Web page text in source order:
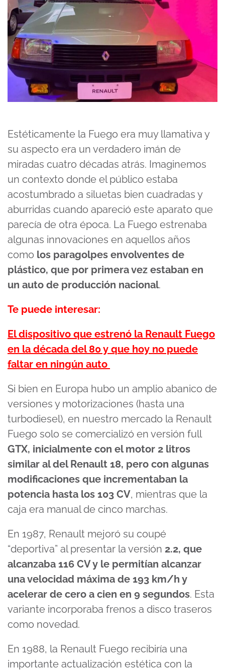
Estéticamente la Fuego era muy llamativa y
su aspecto era un verdadero imán de
miradas cuatro décadas atrás. Imaginemos
un contexto donde el público estaba
acostumbrado a siluetas bien cuadradas y
aburridas cuando apareció este aparato que
parecía de otra época. La Fuego estrenaba
algunas innovaciones en aquellos años
como los paragolpes envolventes de
plástico, que por primera vez estaban en
un auto de producción nacional.
Te puede interesar:
El dispositivo que estrenó la Renault Fuego
en la década del 80 y que hoy no puede
faltar en ningún auto
Si bien en Europa hubo un amplio abanico de
versiones y motorizaciones (hasta una
turbodiesel), en nuestro mercado la Renault
Fuego solo se comercializó en versión full
GTX, inicialmente con el motor 2 litros
similar al del Renault 18, pero con algunas
modificaciones que incrementaban la
potencia hasta los 103 CV, mientras que la
caja era manual de cinco marchas.
En 1987, Renault mejoró su coupé
“deportiva” al presentar la versión 2.2, que
alcanzaba 116 CV y le permitían alcanzar
una velocidad máxima de 193 km/h y
acelerar de cero a cien en 9 segundos. Esta
variante incorporaba frenos a disco traseros
como novedad.
En 1988, la Renault Fuego recibiría una
importante actualización estética con la